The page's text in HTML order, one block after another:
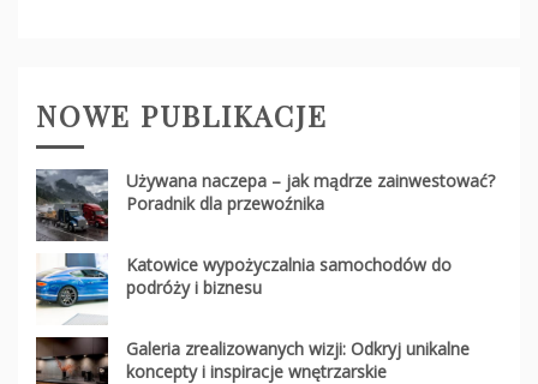
NOWE PUBLIKACJE
Używana naczepa – jak mądrze zainwestować?
Poradnik dla przewoźnika
Katowice wypożyczalnia samochodów do
podróży i biznesu
Galeria zrealizowanych wizji: Odkryj unikalne
koncepty i inspiracje wnętrzarskie